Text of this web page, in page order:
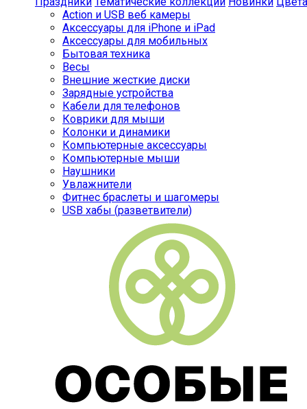
Action и USB веб камеры
Аксессуары для iPhone и iPad
Аксессуары для мобильных
Бытовая техника
Весы
Внешние жесткие диски
Зарядные устройства
Кабели для телефонов
Коврики для мыши
Колонки и динамики
Компьютерные аксессуары
Компьютерные мыши
Наушники
Увлажнители
Фитнес браслеты и шагомеры
USB хабы (разветвители)